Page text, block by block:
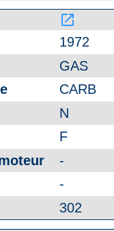
launch
1972
GAS
CARB
N
F
-
-
302